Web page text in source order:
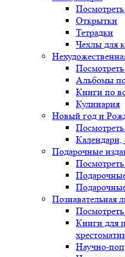
Посмотреть
Открытки
Тетрадки
Чехлы для
Посмотреть
Альбомы
Книги по
Кулинария
Новый год и
Посмотреть
Календари,
Подарочные
Посмотреть
Познавательная
Посмотреть
Книги для
Научно-